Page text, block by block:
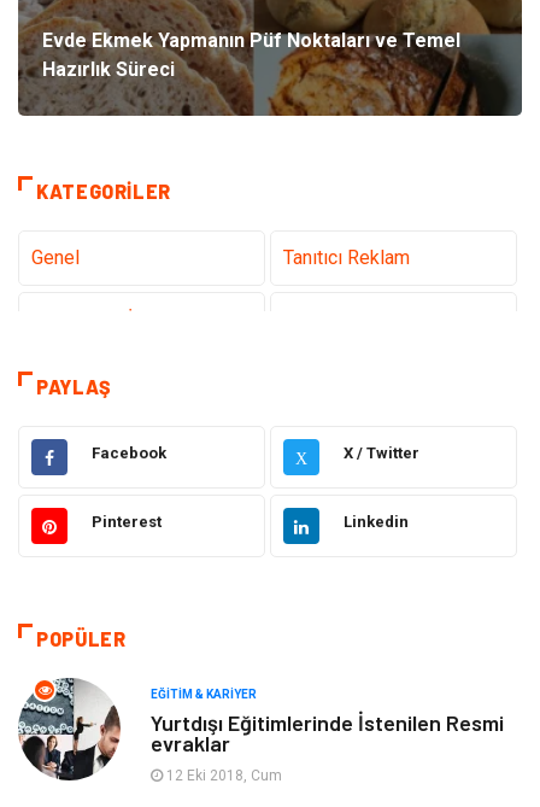
Evde Ekmek Yapmanın Püf Noktaları ve Temel
Hazırlık Süreci
KATEGORILER
Genel Tanıtıcı Reklam
Teknoloji & İnternet
Hizmet
Hukuk Emlak
Otomotiv Sağlıklı Yaşam
Moda
Makine
Elektronik
PAYLAŞ
Facebook X X / Twitter
Pinterest Linkedin
POPÜLER
EĞITIM & KARIYER
Yurtdışı Eğitimlerinde İstenilen Resmi
evraklar
12 Eki 2018, Cum